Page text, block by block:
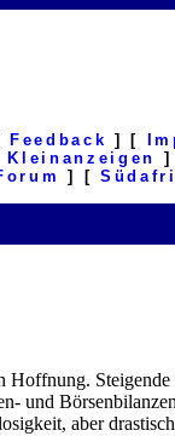
Feedback ] [
Kleinanzeigen ]
] [
und
aber